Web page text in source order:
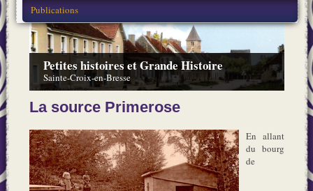
Publications
Petites histoires et Grande Histoire
Sainte-Croix-en-Bresse
La source Primerose
En allant
du bourg
de